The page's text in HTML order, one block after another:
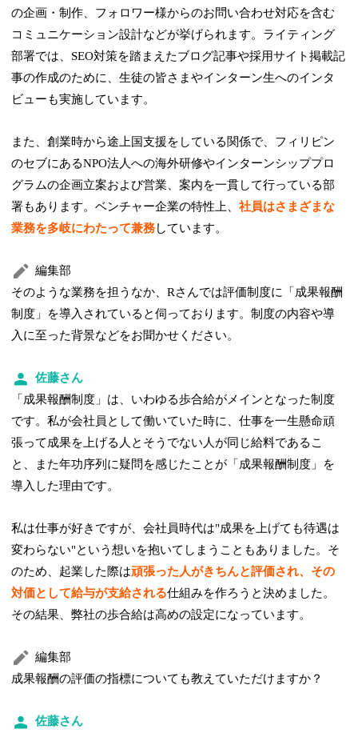
の企画・制作、フォロワー様からのお問い合わせ対応を含む
コミュニケーション設計などが挙げられます。ライティング
部署では、SEO対策を踏まえたブログ記事や採用サイト掲載記
事の作成のために、生徒の皆さまやインターン生へのインタ
ビューも実施しています。
また、創業時から途上国支援をしている関係で、フィリピン
のセブにあるNPO法人への海外研修やインターンシッププロ
グラムの企画立案および営業、案内を一貫して行っている部
署もあります。ベンチャー企業の特性上、社員はさまざまな
業務を多岐にわたって兼務しています。
編集部
そのような業務を担うなか、Rさんでは評価制度に「成果報酬
制度」を導入されていると伺っております。制度の内容や導
入に至った背景などをお聞かせください。
佐藤さん
「成果報酬制度」は、いわゆる歩合給がメインとなった制度
です。私が会社員として働いていた時に、仕事を一生懸命頑
張って成果を上げる人とそうでない人が同じ給料であるこ
と、また年功序列に疑問を感じたことが「成果報酬制度」を
導入した理由です。
私は仕事が好きですが、会社員時代は"成果を上げても待遇は
変わらない"という想いを抱いてしまうこともありました。そ
のため、起業した際は頑張った人がきちんと評価され、その
対価として給与が支給される仕組みを作ろうと決めました。
その結果、弊社の歩合給は高めの設定になっています。
編集部
成果報酬の評価の指標についても教えていただけますか？
佐藤さん